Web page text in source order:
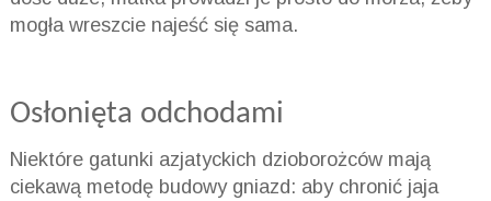
mogła wreszcie najeść się sama.
Osłonięta odchodami
Niektóre gatunki azjatyckich dzioborożców mają
ciekawą metodę budowy gniazd: aby chronić jaja